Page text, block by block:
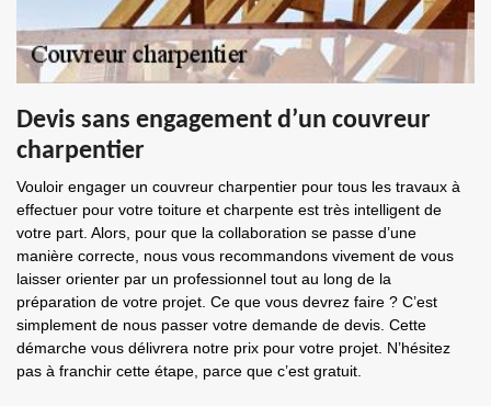
Devis sans engagement d’un couvreur
charpentier
Vouloir engager un couvreur charpentier pour tous les travaux à
effectuer pour votre toiture et charpente est très intelligent de
votre part. Alors, pour que la collaboration se passe d’une
manière correcte, nous vous recommandons vivement de vous
laisser orienter par un professionnel tout au long de la
préparation de votre projet. Ce que vous devrez faire ? C’est
simplement de nous passer votre demande de devis. Cette
démarche vous délivrera notre prix pour votre projet. N’hésitez
pas à franchir cette étape, parce que c’est gratuit.